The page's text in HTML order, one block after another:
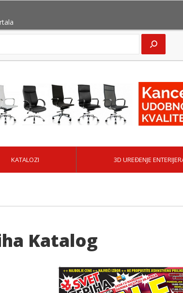
KATALOZI 3D UREĐENJE
Katalog